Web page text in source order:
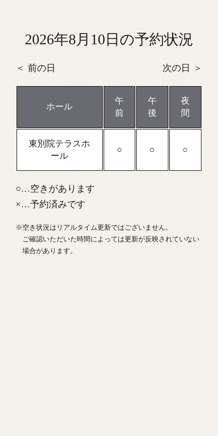
2026年8月10日の予約状況
前の日 次の日
ホール
午
前
午
後
夜
間
東別院テラスホ
ール
…空きがあります
…予約済みです
※空き状況はリアルタイム更新ではございません。
ご確認いただいた時間によっては更新が反映されていない
場合があります。